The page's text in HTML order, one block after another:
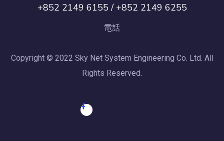
+852 2149 6155 / +852 2149 6255
電話
Copyright © 2022 Sky Net System Engineering Co. Ltd. All
Rights Reserved.